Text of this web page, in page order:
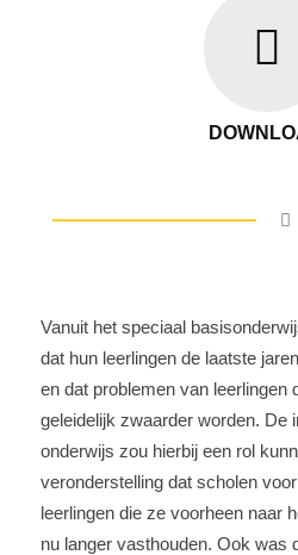
Vanuit het speciaal
dat hun leerlingen de laatste
en dat problemen van leerlingen
geleidelijk zwaarder worden. De
onderwijs zou hierbij een rol
veronderstelling dat scholen
leerlingen die ze voorheen naar
nu langer vasthouden. Ook was